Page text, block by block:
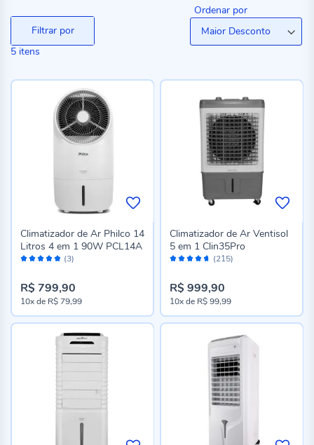
5 itens
Filtrar por
Ordenar por
Avaliação: (3)
Climatizador de Ar Philco 14
Litros 4 em 1 90W PCL14A
R$ 799,90
10xde R$ 79,99
Avaliação: (215)
Climatizador de Ar Ventisol
5 em 1 Clin35Pro
R$ 999,90
10xde R$ 99,99